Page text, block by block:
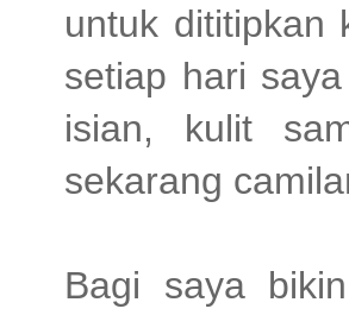
untuk dititipkan
setiap hari
isian, kulit
sekarang
Bagi saya